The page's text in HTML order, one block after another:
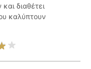
διαθέτει
καλύπτουν